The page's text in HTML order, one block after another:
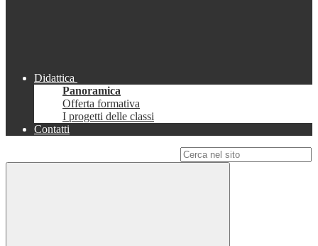
Didattica
Panoramica
Offerta formativa
I progetti delle classi
Contatti